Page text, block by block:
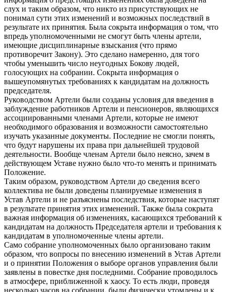
слух и таким образом, что никто из присутствующих не
понимал сути этих изменений и возможных последствий в
результате их принятия. Была сокрыта информация о том, что
впредь уполномоченными не смогут быть члены артели,
имеющие дисциплинарные взыскания (что прямо
противоречит Закону). Это сделано намеренно, для того
чтобы уменьшить число неугодных Бокову людей,
голосующих на собрании. Сокрыта информация о
вышеупомянутых требованиях к кандидатам на должность
председателя.
Руководством Артели были созданы условия для введения в
заблуждение работников Артели и пенсионеров, являющихся
ассоциированными членами Артели, которые не имеют
необходимого образования и возможности самостоятельно
изучать указанные документы. Последние не смогли понять,
что будут нарушены их права при дальнейшей трудовой
деятельности. Вообще членам Артели было неясно, зачем в
действующем Уставе нужно было что-то менять и принимать
Положение.
Таким образом, руководством Артели до сведения всего
коллектива не были доведены планируемые изменения в
Устав Артели и не разъяснены последствия, которые наступят
в результате принятия этих изменений. Также была сокрыта
важная информация об изменениях, касающихся требований к
кандидатам на должность Председателя артели и требования к
кандидатам в уполномоченные члены артели.
Само собрание уполномоченных было организовано таким
образом, что вопросы по внесению изменений в Устав Артели
и о принятии Положения о выборе органов управления были
заявлены в повестке дня последними. Собрание проводилось
в атмосфере, приближенной к хаосу. То есть люди, проведя
несколько часов на собрании, были физически утомлены и к